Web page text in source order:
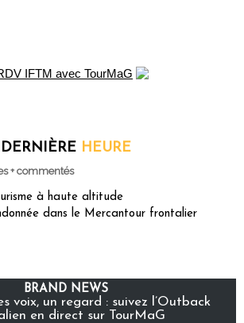
DERNIÈRE HEURE
+ commentés
à haute altitude
dans le Mercantour frontalier
BRAND NEWS
voix, un regard : suivez l’Outback
en direct sur TourMaG